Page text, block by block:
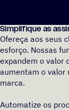
Simplifique as
Ofereça aos seus
esforço. Nossas
expandem o valor
aumentam o valor
marca.
Automatize os